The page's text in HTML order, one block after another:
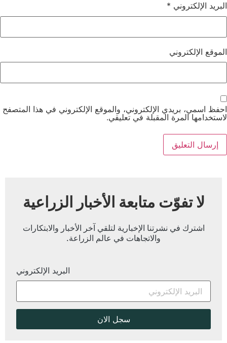
البريد الإلكتروني *
الموقع الإلكتروني
احفظ اسمي، بريدي الإلكتروني، والموقع الإلكتروني في هذا المتصفح
لاستخدامها المرة المقبلة في تعليقي.
لا تفوّت متابعة الأخبار الزراعية
اشترك في نشرتنا الإخبارية لتلقي آخر الأخبار والابتكارات
والاتجاهات في عالم الزراعة.
البريد الإلكتروني